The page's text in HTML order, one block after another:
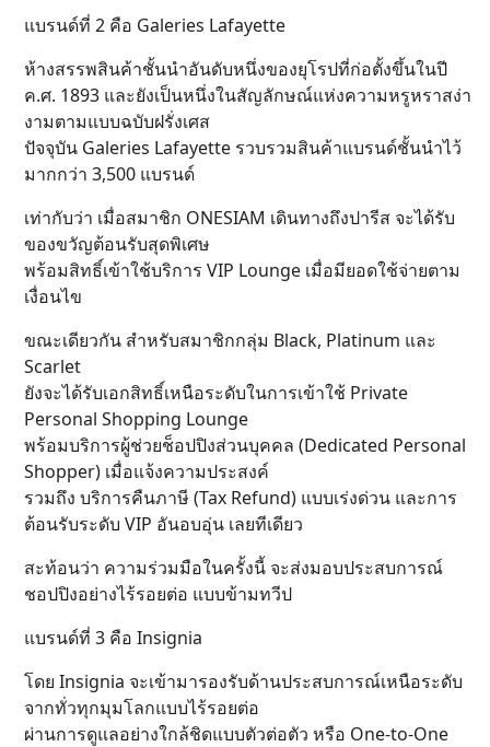
แบรนด์ที่ 2 คือ Galeries Lafayette
ห้างสรรพสินค้าชั้นนำอันดับหนึ่งของยุโรปที่ก่อตั้งขึ้นในปี
ค.ศ. 1893 และยังเป็นหนึ่งในสัญลักษณ์แห่งความหรูหราสง่า
งามตามแบบฉบับฝรั่งเศส
ปัจจุบัน Galeries Lafayette รวบรวมสินค้าแบรนด์ชั้นนำไว้
มากกว่า 3,500 แบรนด์
เท่ากับว่า เมื่อสมาชิก ONESIAM เดินทางถึงปารีส จะได้รับ
ของขวัญต้อนรับสุดพิเศษ
พร้อมสิทธิ์เข้าใช้บริการ VIP Lounge เมื่อมียอดใช้จ่ายตาม
เงื่อนไข
ขณะเดียวกัน สำหรับสมาชิกกลุ่ม Black, Platinum และ
Scarlet
ยังจะได้รับเอกสิทธิ์เหนือระดับในการเข้าใช้ Private
Personal Shopping Lounge
พร้อมบริการผู้ช่วยช็อปปิงส่วนบุคคล (Dedicated Personal
Shopper) เมื่อแจ้งความประสงค์
รวมถึง บริการคืนภาษี (Tax Refund) แบบเร่งด่วน และการ
ต้อนรับระดับ VIP อันอบอุ่น เลยทีเดียว
สะท้อนว่า ความร่วมมือในครั้งนี้ จะส่งมอบประสบการณ์
ชอปปิงอย่างไร้รอยต่อ แบบข้ามทวีป
แบรนด์ที่ 3 คือ Insignia
โดย Insignia จะเข้ามารองรับด้านประสบการณ์เหนือระดับ
จากทั่วทุกมุมโลกแบบไร้รอยต่อ
ผ่านการดูแลอย่างใกล้ชิดแบบตัวต่อตัว หรือ One-to-One